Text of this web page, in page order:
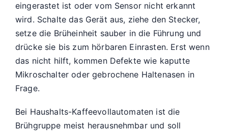
eingerastet ist oder vom Sensor nicht erkannt
wird. Schalte das Gerät aus, ziehe den Stecker,
setze die Brüheinheit sauber in die Führung und
drücke sie bis zum hörbaren Einrasten. Erst wenn
das nicht hilft, kommen Defekte wie kaputte
Mikroschalter oder gebrochene Haltenasen in
Frage.
Bei Haushalts-Kaffeevollautomaten ist die
Brühgruppe meist herausnehmbar und soll